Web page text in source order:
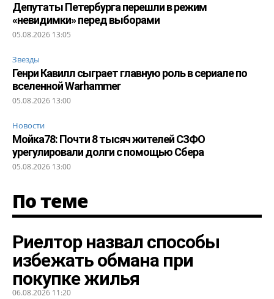
Депутаты Петербурга перешли в режим
«невидимки» перед выборами
05.08.2026 13:05
Звезды
Генри Кавилл сыграет главную роль в сериале по
вселенной Warhammer
05.08.2026 13:00
Новости
Мойка78: Почти 8 тысяч жителей СЗФО
урегулировали долги с помощью Сбера
05.08.2026 13:00
По теме
Риелтор назвал способы
избежать обмана при
покупке жилья
06.08.2026 11:20